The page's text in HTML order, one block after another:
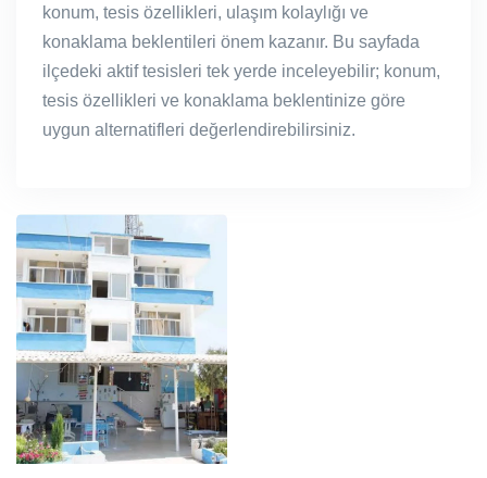
konum, tesis özellikleri, ulaşım kolaylığı ve
konaklama beklentileri önem kazanır. Bu sayfada
ilçedeki aktif tesisleri tek yerde inceleyebilir; konum,
tesis özellikleri ve konaklama beklentinize göre
uygun alternatifleri değerlendirebilirsiniz.